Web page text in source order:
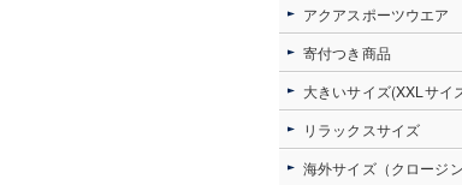
アクアスポーツウエア
寄付つき商品
大きいサイズ(XXLサイ
リラックスサイズ
海外サイズ（クロージン